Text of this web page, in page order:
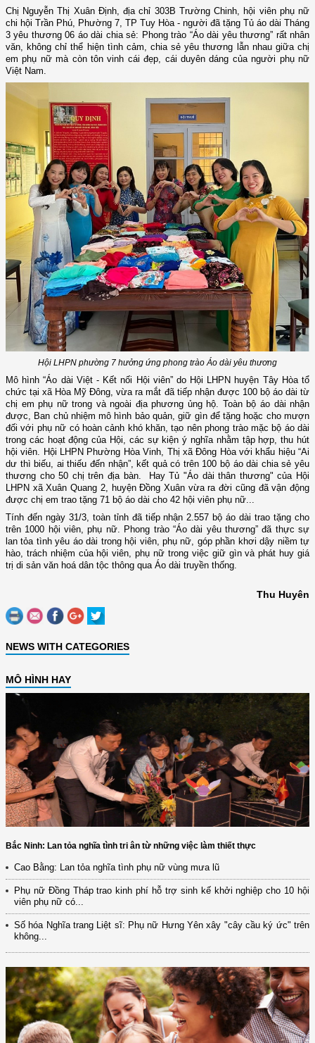
Chị Nguyễn Thị Xuân Định, địa chỉ 303B Trường Chinh, hội viên phụ nữ
chi hội Trần Phú, Phường 7, TP Tuy Hòa - người đã tặng Tủ áo dài Tháng
3 yêu thương 06 áo dài chia sẻ: Phong trào “Áo dài yêu thương” rất nhân
văn, không chỉ thể hiện tình cảm, chia sẻ yêu thương lẫn nhau giữa chị
em phụ nữ mà còn tôn vinh cái đẹp, cái duyên dáng của người phụ nữ
Việt Nam.
Hội LHPN phường 7 hưởng ứng phong trào Áo dài yêu thương
Mô hình “Áo dài Việt - Kết nối Hội viên” do Hội LHPN huyện Tây Hòa tổ
chức tại xã Hòa Mỹ Đông,vừa ra mắt đã tiếp nhận được 100 bộ áo dàitừ
chị em phụ nữ trong và ngoài địa phương ủng hộ. Toàn bộ áo dài nhận
được, Ban chủ nhiệm mô hình bảo quản, giữ gìn để tặng hoặc cho mượn
đối với phụ nữ có hoàn cảnh khó khăn, tạo nên phong trào mặc bộ áo dài
trong các hoạt động của Hội, các sự kiện ý nghĩa nhằm tập hợp, thu hút
hội viên. Hội LHPN Phường Hòa Vinh, Thị xã Đông Hòa với khẩu hiệu “Ai
dư thì biếu, ai thiếu đến nhận”, kết quả có trên 100 bộ áo dài chia sẻ yêu
thương cho 50 chị trên địa bàn.
HayTủ "Áo dài thân thương" của Hội
LHPN xã Xuân Quang 2, huyện Đồng Xuân vừa ra đời cũng đã vận động
được chị em trao tặng 71 bộ áo dài cho 42 hội viên phụ nữ.
Tính đến ngày 31/3, toàn tỉnh đã tiếp nhận 2.557 bộ áo dài trao tặng cho
trên 1000 hội viên, phụ nữ. Phong trào “Áo dài yêu thương” đã thực sự
lan tỏa tình yêu áo dài trong hội viên, phụ nữ, góp phần khơi dậy niềm tự
hào, trách nhiệm của hội viên, phụ nữ trong việc giữ gìn và phát huy giá
trị di sản văn hoá dân tộc thông qua Áo dài truyền thống.
Thu Huyên
NEWS WITH CATEGORIES
MÔ HÌNH HAY
Bắc Ninh: Lan tỏa nghĩa tình tri ân từ những việc làm thiết thực
Cao Bằng: Lan tỏa nghĩa tình phụ nữ vùng mưa lũ
Phụ nữ Đồng Tháp trao kinh phí hỗ trợ sinh kế khởi nghiệp cho 10 hội
viên phụ nữ có...
Số hóa Nghĩa trang Liệt sĩ: Phụ nữ Hưng Yên xây "cây cầu ký ức" trên
không...